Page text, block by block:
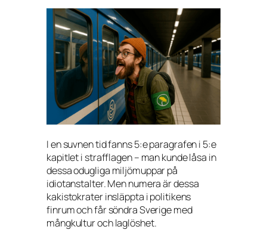
I en suvnen tid fanns 5:e paragrafen i 5:e
kapitlet i strafflagen – man kunde låsa in
dessa odugliga miljömuppar på
idiotanstalter. Men numera är dessa
kakistokrater insläppta i politikens
finrum och får söndra Sverige med
mångkultur och laglöshet.